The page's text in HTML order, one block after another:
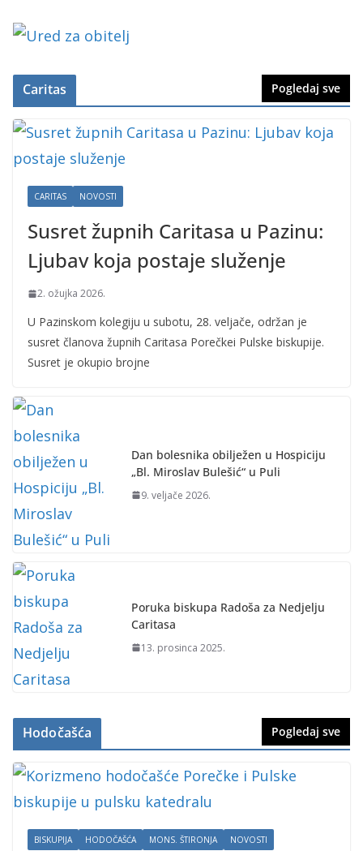
Caritas Pogledaj sve
CARITAS NOVOSTI
Susret župnih Caritasa u Pazinu:
Ljubav koja postaje služenje
2. ožujka 2026.
U Pazinskom kolegiju u subotu, 28. veljače, održan je
susret članova župnih Caritasa Porečkei Pulske biskupije.
Susret je okupio brojne
Dan bolesnika obilježen u Hospiciju
„Bl. Miroslav Bulešić“ u Puli
9. veljače 2026.
Poruka biskupa Radoša za Nedjelju
Caritasa
13. prosinca 2025.
Hodočašća Pogledaj sve
BISKUPIJA HODOČAŠĆA MONS. ŠTIRONJA NOVOSTI